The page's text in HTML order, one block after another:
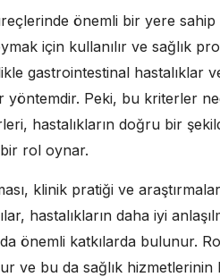
önemli bir yere
için kullanılır ve sağlık
gastrointestinal hastalıklar
yöntemdir. Peki, bu kriterler
hastalıkların doğru bir
rol oynar.
klinik pratiği ve
hastalıkların daha iyi
önemli katkılarda bulunur.
ve bu da sağlık hizmetlerinin